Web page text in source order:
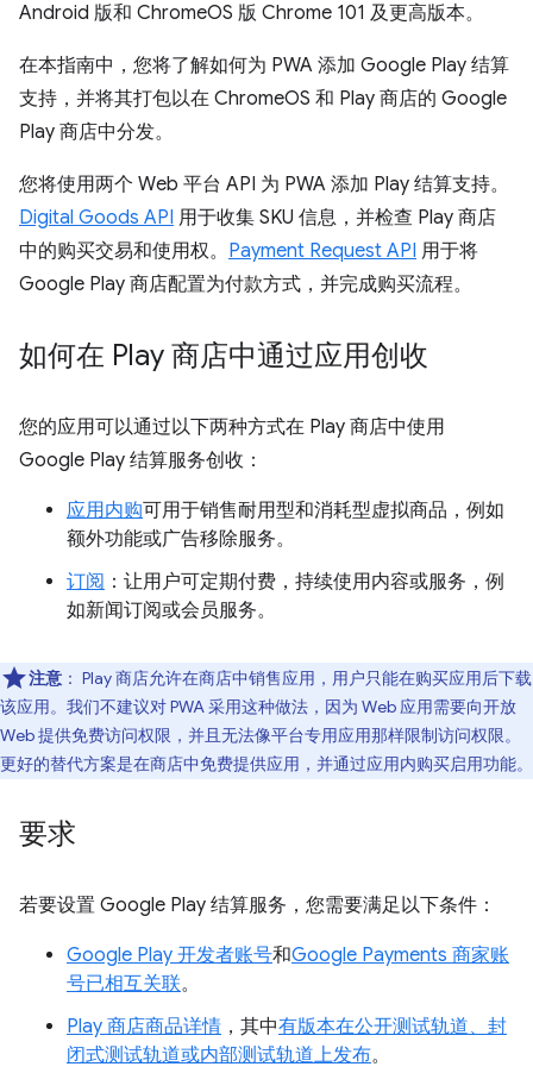
Android 版和 ChromeOS 版 Chrome 101 及更高版本。
在本指南中，您将了解如何为 PWA 添加 Google Play 结算
支持，并将其打包以在 ChromeOS 和 Play 商店的 Google
Play 商店中分发。
您将使用两个 Web 平台 API 为 PWA 添加 Play 结算支持。
Digital Goods API 用于收集 SKU 信息，并检查 Play 商店
中的购买交易和使用权。 Payment Request API 用于将
Google Play 商店配置为付款方式，并完成购买流程。
如何在 Play 商店中通过应用创收
您的应用可以通过以下两种方式在 Play 商店中使用
Google Play 结算服务创收：
应用内购可用于销售耐用型和消耗型虚拟商品，例如
额外功能或广告移除服务。
订阅 ：让用户可定期付费，持续使用内容或服务，例
如新闻订阅或会员服务。
注意 ： Play 商店允许在商店中销售应用，用户只能在购买应用后下载
该应用。我们不建议对 PWA 采用这种做法，因为 Web 应用需要向开放
Web 提供免费访问权限，并且无法像平台专用应用那样限制访问权限。
更好的替代方案是在商店中免费提供应用，并通过应用内购买启用功能。
要求
若要设置 Google Play 结算服务，您需要满足以下条件：
Google Play 开发者账号和Google Payments 商家账
号已相互关联。
Play 商店商品详情 ，其中有版本在公开测试轨道、封
闭式测试轨道或内部测试轨道上发布。